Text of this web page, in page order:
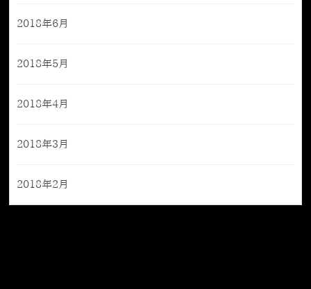
2018年6月
2018年5月
2018年4月
2018年3月
2018年2月